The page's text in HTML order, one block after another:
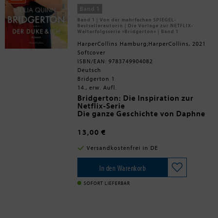
Band 1
Band 1 | Von der mehrfachen SPIEGEL-
Bestsellerautorin | Die Vorlage zur NETFLIX-
Welterfolgsserie »Bridgerton« | Band 1
HarperCollins Hamburg;HarperCollins, 2021
Softcover
ISBN/EAN: 9783749904082
Deutsch
Bridgerton 1
14., erw. Aufl.
Bridgerton: Die Inspiration zur
Netflix-Serie
Die ganze Geschichte von Daphne
Epilog
Als Daphne Bridgerton ihren Namen
in der Kolumne von Lady
Whistledown liest, kümmert es sie
nicht besonders. Aber ihre Mutter
drängt sie, endlich einen Ehemann
zu finden, bevor ihr Ruf in dieser
13,00 €
Versandkostenfrei in DE
In den Warenkorb
SOFORT LIEFERBAR